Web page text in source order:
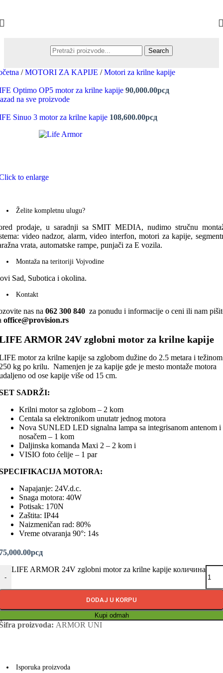
Search
/ MOTORI ZA KAPIJE / Motori za krilne kapije
Optimo OP5 motor za krilne kapije 90,000.00рсд
na sve proizvode
Sinuo 3 motor za krilne kapije 108,600.00рсд
to enlarge
Želite kompletnu ulugu?
prodaje, u saradnji sa SMIT MEDIA, nudimo stručnu
video nadzor, alarm, video interfon, motori za kapije,
vrata, automatske rampe, punjači za E vozila.
Montaža na teritoriji Vojvodine
Sad, Subotica i okolina.
Kontakt
nas na 062 300 840 za ponudu i informacije o ceni ili nam
office@provision.rs
ARMOR 24V zglobni motor za krilne kapije
motor za krilne kapije sa zglobom dužine do 2.5 metara i težinom
kg po krilu. Namenjen je za kapije gde je mesto montaže motora
od ose kapije više od 15 cm.
SADRŽI:
Krilni motor sa zglobom – 2 kom
Centala sa elektronikom unutatr jednog motora
Nova SUNLED LED signalna lampa sa integrisanom antenom i
nosačem – 1 kom
Daljinska komanda Maxi 2 – 2 kom i
VISIO foto ćelije – 1 par
MOTORA:
Napajanje: 24V.d.c.
Snaga motora: 40W
Potisak: 170N
Zaštita: IP44
Naizmeničan rad: 80%
Vreme otvaranja 90°: 14s
рсд
-
LIFE ARMOR 24V zglobni motor za krilne kapije количина
DODAJ U KORPU
Kupi odmah
proizvoda: ARMOR UNI
Isporuka proizvoda